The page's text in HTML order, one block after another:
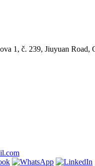
1, č. 239, Jiuyuan Road,